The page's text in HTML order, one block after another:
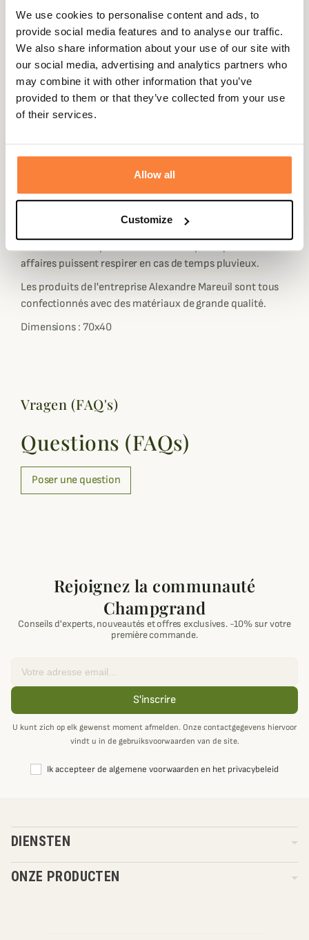
We use cookies to personalise content and ads, to
provide social media features and to analyse our traffic.
We also share information about your use of our site with
our social media, advertising and analytics partners who
may combine it with other information that you’ve
provided to them or that they’ve collected from your use
of their services.
Allow all
Customize
Beschrijving
Alexandre Mareuil vous propose ce magnifique sac de
battue tout cuir fabriqué en france.
tous équipés de poches imperméables amovibles.
Ce sac de battue possède des oeillets pour que vos
affaires puissent respirer en cas de temps pluvieux.
Les produits de l'entreprise Alexandre Mareuil sont tous
confectionnés avec des matériaux de grande qualité.
Dimensions : 70x40
Vragen (FAQ's)
Questions (FAQs)
Poser une question
Rejoignez la communauté
Champgrand
Conseils d'experts, nouveautés et offres exclusives. -10% sur votre
première commande.
S'inscrire
U kunt zich op elk gewenst moment afmelden. Onze contactgegevens hiervoor
vindt u in de gebruiksvoorwaarden van de site.
Ik accepteer de algemene voorwaarden en het privacybeleid
DIENSTEN
ONZE PRODUCTEN